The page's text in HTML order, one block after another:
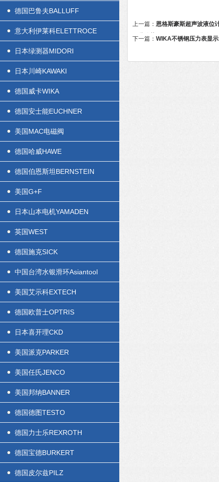
德国巴鲁夫BALLUFF
意大利伊莱科ELETTROCE
日本绿测器MIDORI
日本川崎KAWAKI
德国威卡WIKA
德国安士能EUCHNER
美国MAC电磁阀
德国哈威HAWE
德国伯恩斯坦BERNSTEIN
美国G+F
日本山本电机YAMADEN
英国WEST
德国施克SICK
中国台湾水银滑环Asiantool
美国艾示科EXTECH
德国欧普士OPTRIS
日本喜开理CKD
美国派克PARKER
美国任氏JENCO
美国邦纳BANNER
德国德图TESTO
德国力士乐REXROTH
德国宝德BURKERT
德国皮尔兹PILZ
上一篇： 恩格斯豪斯超声波液位
那些优势？
下一篇： WIKA不锈钢压力表显